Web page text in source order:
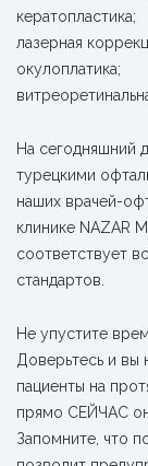
кератопластика;
лазерная
окулоплатика;
На сегодняшний
турецкими
наших врачей-
клинике NAZAR
соответствует
стандартов.
Не упустите
Доверьтесь и вы
пациенты на
прямо СЕЙЧАС
Запомните, что